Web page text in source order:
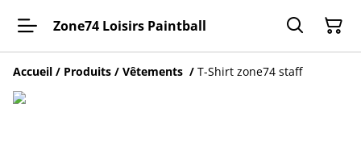
Zone74 Loisirs Paintball
Accueil / Produits / Vêtements / T-Shirt zone74 staff